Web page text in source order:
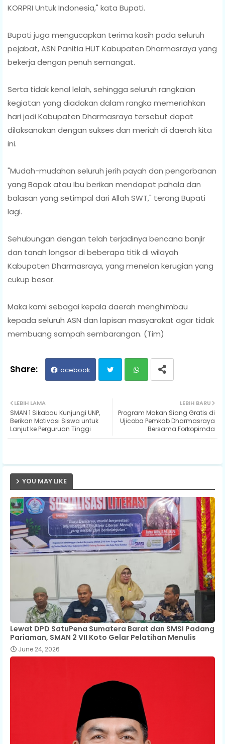
KORPRI Untuk Indonesia," kata Bupati.
Bupati juga mengucapkan terima kasih pada seluruh
pejabat, ASN Panitia HUT Kabupaten Dharmasraya yang
bekerja dengan penuh semangat.
Serta tidak kenal lelah, sehingga seluruh rangkaian
kegiatan yang diadakan dalam rangka memeriahkan
hari jadi Kabupaten Dharmasraya tersebut dapat
dilaksanakan dengan sukses dan meriah di daerah kita
ini.
"Mudah-mudahan seluruh jerih payah dan pengorbanan
yang Bapak atau Ibu berikan mendapat pahala dan
balasan yang setimpal dari Allah SWT," terang Bupati
lagi.
Sehubungan dengan telah terjadinya bencana banjir
dan tanah longsor di beberapa titik di wilayah
Kabupaten Dharmasraya, yang menelan kerugian yang
cukup besar.
Maka kami sebagai kepala daerah menghimbau
kepada seluruh ASN dan lapisan masyarakat agar tidak
membuang sampah sembarangan. (Tim)
Facebook
ats
LEBIH BARU
Program Makan Siang Gratis di
Ujicoba Pemkab Dharmasraya
Bersama Forkopimda
LEBIH LAMA
SMAN 1 Sikabau Kunjungi UNP,
Berikan Motivasi Siswa untuk
Lanjut ke Perguruan Tinggi
YOU MAY LIKE
Lewat DPD SatuPena Sumatera Barat dan SMSI Padang
Pariaman, SMAN 2 VII Koto Gelar Pelatihan Menulis
June 24, 2026